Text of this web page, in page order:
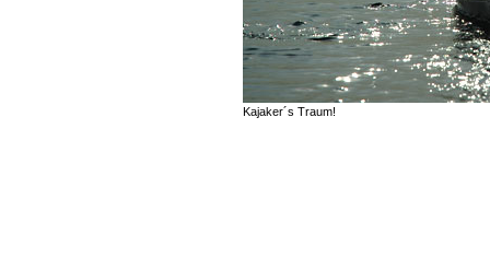
Kajaker´s Traum!